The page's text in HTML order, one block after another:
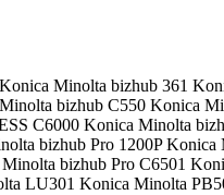
Minolta bizhub 361
bizhub C550 Konica
C6000 Konica Minolta
bizhub Pro 1200P
bizhub Pro C6501
LU301 Konica Minolta